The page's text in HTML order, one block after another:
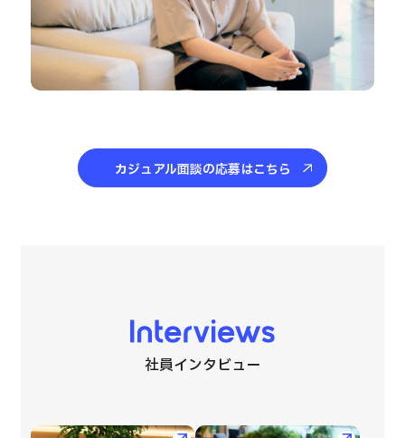
カジュアル面談の応募はこちら
社員インタビュー